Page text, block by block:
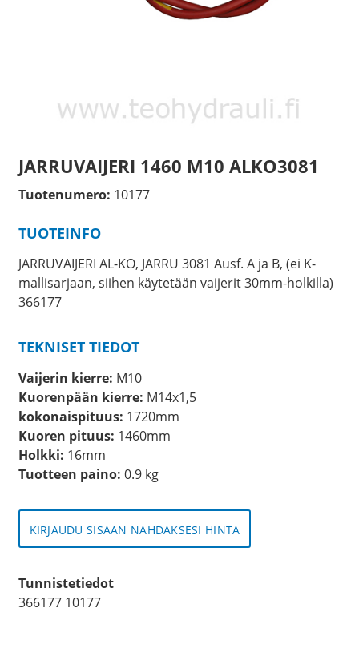
JARRUVAIJERI 1460 M10 ALKO3081
Tuotenumero: 10177
TUOTEINFO
JARRUVAIJERI AL-KO, JARRU 3081 Ausf. A ja B, (ei K-
mallisarjaan, siihen käytetään vaijerit 30mm-holkilla)
366177
TEKNISET TIEDOT
Vaijerin kierre: M10
Kuorenpään kierre: M14x1,5
kokonaispituus: 1720mm
Kuoren pituus: 1460mm
Holkki: 16mm
Tuotteen paino: 0.9 kg
KIRJAUDU SISÄÄN NÄHDÄKSESI HINTA
Tunnistetiedot
366177 10177